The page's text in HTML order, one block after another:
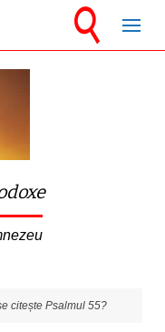
citește Psalmul 55?